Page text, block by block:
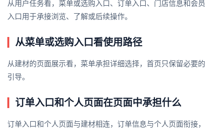
从用户任务看，菜单或选购入口、订单入口、门店信息和会员
入口用于承接浏览、了解或后续操作。
从菜单或选购入口看使用路径
从建材的页面展示看，菜单承担详细选择，首页只保留必要的
引导。
订单入口和个人页面在页面中承担什么
订单入口和个人页面与建材相连，订单信息与个人页面衔接，